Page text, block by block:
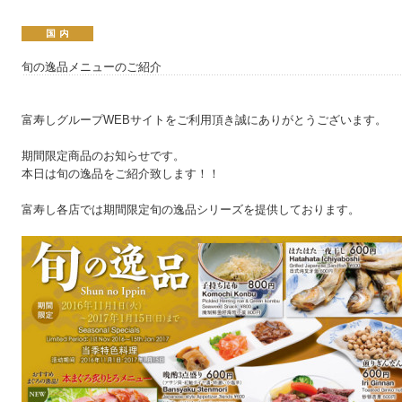
旬の逸品メニューのご紹介
富寿しグループWEBサイトをご利用頂き誠にありがとうございます。
期間限定商品のお知らせです。
本日は旬の逸品をご紹介致します！！
富寿し各店では期間限定旬の逸品シリーズを提供しております。